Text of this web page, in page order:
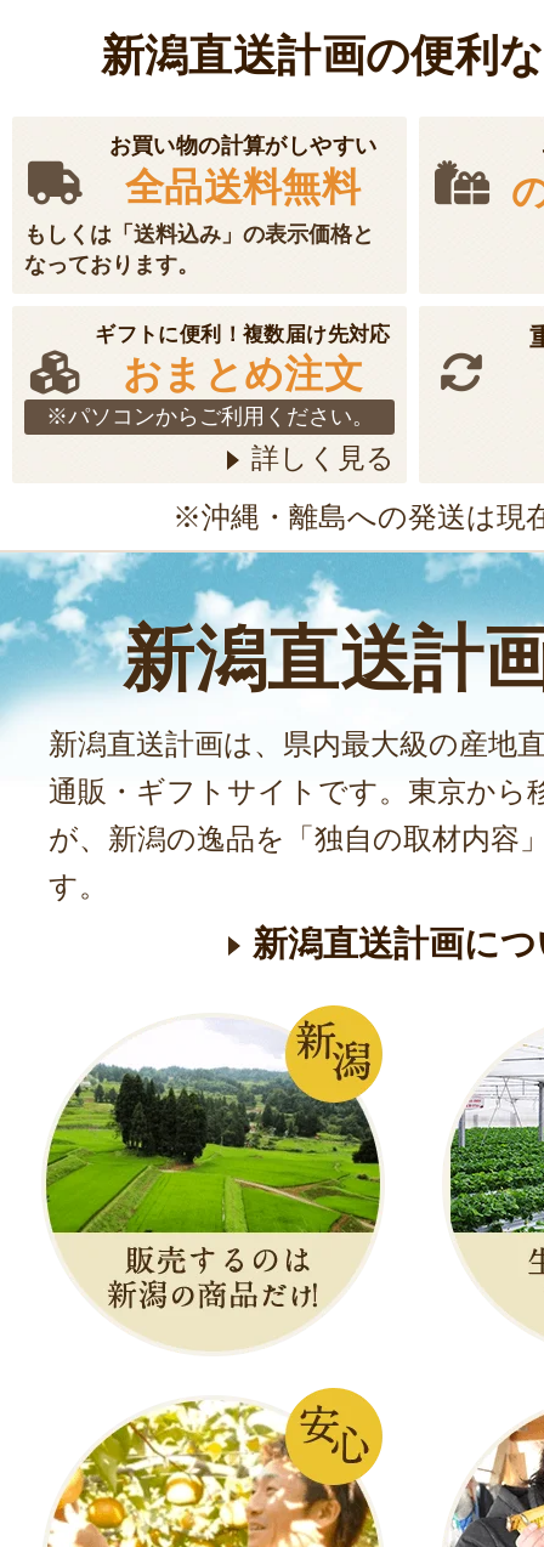
新潟直送計画の便利
お買い物の計算がしやすい
全品送料無料
もしくは「送料込み」の表示価格と
なっております。
ギフトに便利！複数届け先対応
おまとめ注文
※パソコンからご利用ください。
詳しく見る
※沖縄・離島への発送は現
新潟直送計
新潟直送計画は、県内最大級の産地
通販・ギフトサイトです。東京から
が、新潟の逸品を「独自の取材内容
す。
新潟直送計画に